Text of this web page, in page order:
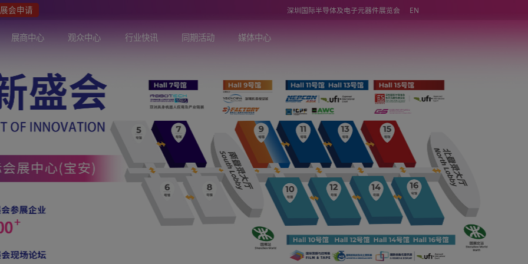
报名 深圳国际半导体及电子元器件展览会
于展会 展商中心 观众中心 行业快讯 同期活动